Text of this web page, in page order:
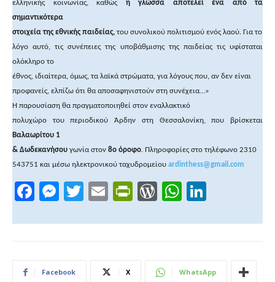
ελληνικής κοινωνίας, καθώς η γλώσσα αποτελεί ένα από τα
σημαντικότερα
στοιχεία της εθνικής παιδείας,του συνολικού πολιτισμού ενός λαού. Για το
λόγο αυτό, τις συνέπειες της υποβάθμισης της παιδείας τις υφίσταται
ολόκληρο το
έθνος, ιδιαίτερα, όμως, τα λαϊκά στρώματα, για λόγους που, αν δεν είναι
προφανείς, ελπίζω ότι θα αποσαφηνιστούν στη συνέχεια…»
Η παρουσίαση θα πραγματοποιηθεί στον εναλλακτικό
πολυχώρο του περιοδικού Άρδην στη Θεσσαλονίκη, που βρίσκεται
Βαλαωρίτου 1
& Δωδεκανήσου γωνία στον 8ο όροφο. Πληροφορίες στο τηλέφωνο 2310
543751 και μέσω ηλεκτρονικού ταχυδρομείου ardinthess@gmail.com
F
c
b
M
ss
n
T
tt
E
ail
Pr
tF
W
d
e
W
at
A
k
dI
Facebook X WhatsApp